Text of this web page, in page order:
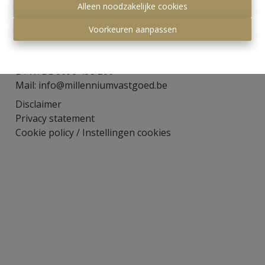
Alleen noodzakelijke cookies
Voorkeuren aanpassen
3590 Diepenbeek
Tel: +32 (0)11/21 08 21
BTW: BE 0696 498 206
Mail: info@millenniumvastgoed.be
Disclaimer
Privacy statement
Cookie policy/ Instellingen cookies